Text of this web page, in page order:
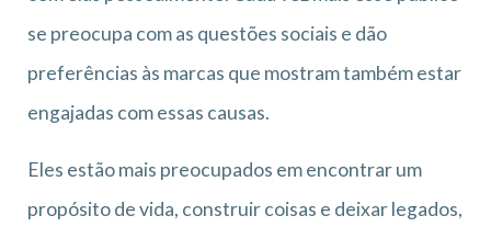
se preocupa com as questões sociais e dão
preferências às marcas que mostram também estar
engajadas com essas causas.
Eles estão mais preocupados em encontrar um
propósito de vida, construir coisas e deixar legados,